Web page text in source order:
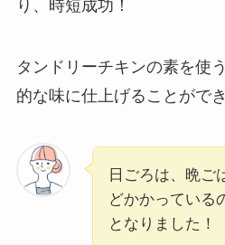
り、時短成功！
タンドリーチキンの素を使
的な味に仕上げることがで
日ごろは、晩ご
どかかっている
となりました！